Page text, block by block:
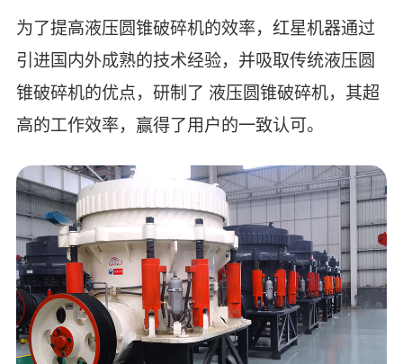
为了提高液压圆锥破碎机的效率，红星机器通过
引进国内外成熟的技术经验，并吸取传统液压圆
锥破碎机的优点，研制了 液压圆锥破碎机，其超
高的工作效率，赢得了用户的一致认可。